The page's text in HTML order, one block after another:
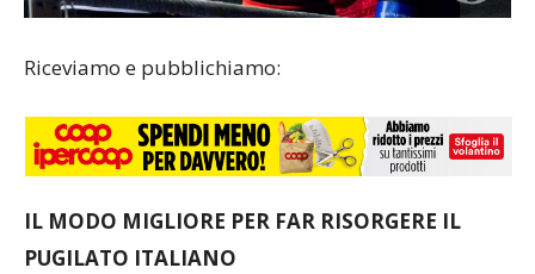
Riceviamo e pubblichiamo:
IL MODO MIGLIORE PER FAR RISORGERE IL
PUGILATO ITALIANO